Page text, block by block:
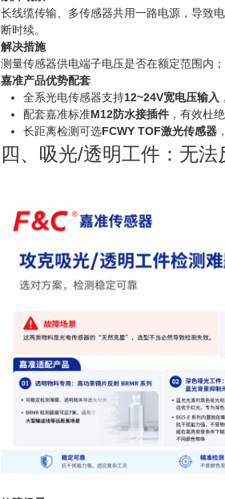
长线缆传输、多传感器共用一路电源，导致
断时续。
解决措施
测量传感器供电端子电压是否在额定范围内
嘉准产品优势配套
全系光电传感器支持12~24V宽电压输入
配套嘉准标准M12防水接插件 ，有效杜
长距离检测可选FCWY TOF激光传感器
四、吸光/透明工件：无法